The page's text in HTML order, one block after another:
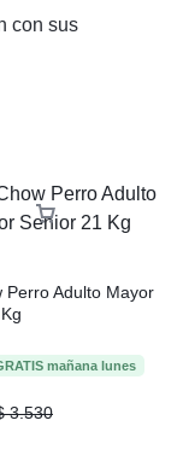
con sus
Perro Adulto Mayor
mañana lunes
3.530